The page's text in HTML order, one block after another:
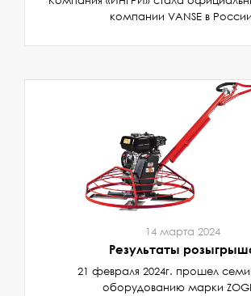
компании VANSE в
14 марта 2024
Результаты
21 февраля 2024г. прошел
оборудованию марки